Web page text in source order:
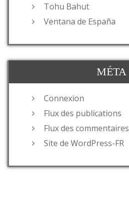
Tohu Bahut
Ventana de España
MÉTA
Connexion
Flux des publications
Flux des commentaires
Site de WordPress-FR